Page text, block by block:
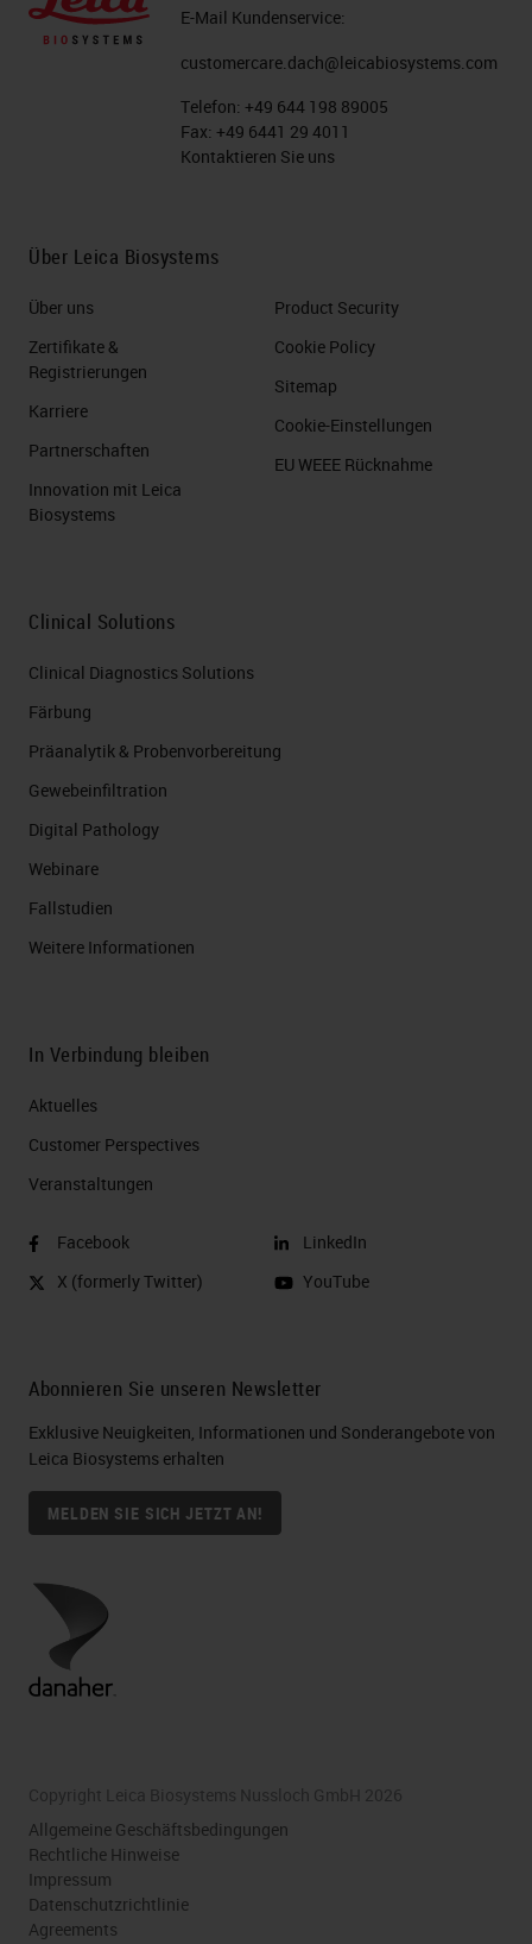
E-Mail Kundenservice:
customercare.dach@leicabiosystems.com
Telefon: +49 644 198 89005
Fax: +49 6441 29 4011
Kontaktieren Sie uns
Über Leica Biosystems
Über uns
Zertifikate &
Registrierungen
Karriere
Partnerschaften
Innovation mit Leica
Biosystems
Product Security
Cookie Policy
Sitemap
Cookie-Einstellungen
EU WEEE Rücknahme
Clinical Solutions
Clinical Diagnostics Solutions
Färbung
Präanalytik & Probenvorbereitung
Gewebeinfiltration
Digital Pathology
Webinare
Fallstudien
Weitere Informationen
In Verbindung bleiben
Aktuelles
Customer Perspectives​
Veranstaltungen
Facebook
X (formerly Twitter)
LinkedIn
YouTube
Abonnieren Sie unseren Newsletter
Exklusive Neuigkeiten, Informationen und Sonderangebote von
Leica Biosystems erhalten
MELDEN SIE SICH JETZT AN!
Copyright Leica Biosystems Nussloch GmbH 2026
Allgemeine Geschäftsbedingungen
Rechtliche Hinweise
Impressum
Datenschutzrichtlinie
Agreements